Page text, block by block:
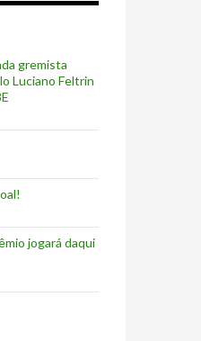
gremista
Luciano Feltrin
jogará daqui